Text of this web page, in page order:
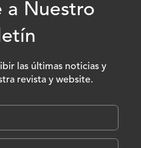
a Nuestro
las últimas noticias y
revista y website.